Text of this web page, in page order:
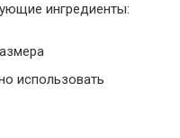
ингредиенты:
использовать